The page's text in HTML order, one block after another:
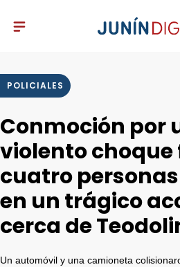
POLICIALES
Conmoción por
violento
cuatro
en un trágico
cerca de
Un automóvil y una camioneta